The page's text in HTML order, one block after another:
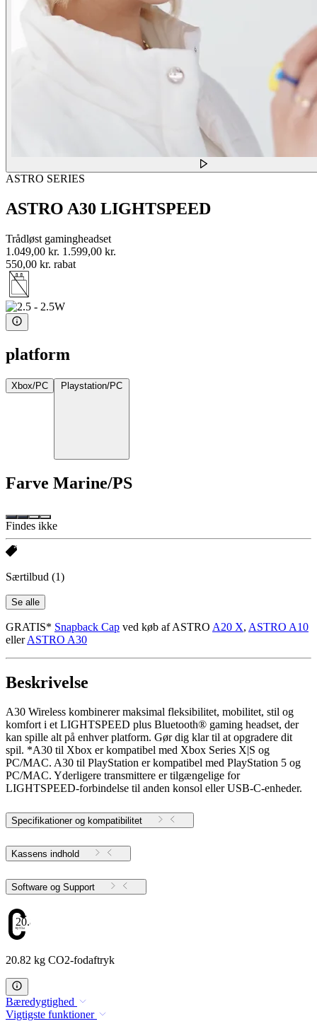
ASTRO SERIES
ASTRO A30 LIGHTSPEED
Trådløst gamingheadset
1.049,00 kr. 1.599,00 kr.
550,00 kr. rabat
platform
Xbox/PC Playstation/PC
Farve Marine/PS
Findes ikke
Særtilbud (1)
Se alle
GRATIS* Snapback Cap ved køb af ASTRO A20 X, ASTRO A10
ellerASTRO A30
Beskrivelse
A30 Wireless kombinerer maksimal fleksibilitet, mobilitet, stil og
komfort i et LIGHTSPEED plus Bluetooth® gaming headset, der
kan spille alt på enhver platform. Gør dig klar til at opgradere dit
spil. *A30 til Xbox er kompatibel med Xbox Series X|S og
PC/MAC. A30 til PlayStation er kompatibel med PlayStation 5 og
PC/MAC. Yderligere transmittere er tilgængelige for
LIGHTSPEED-forbindelse til anden konsol eller USB-C-enheder.
Specifikationer og kompatibilitet
Kassens indhold
Software og Support
20.82
20.82 kg CO2-fodaftryk
Bæredygtighed
Vigtigste funktioner